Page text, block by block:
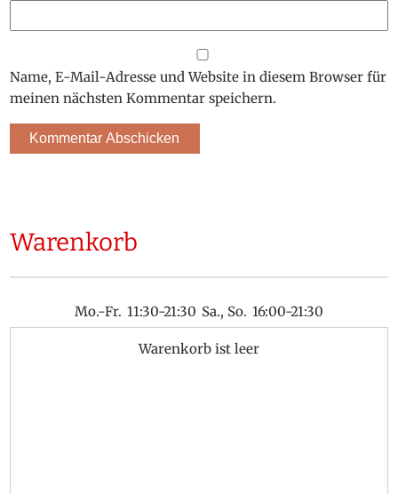
Name, E-Mail-Adresse und Website in diesem Browser für
meinen nächsten Kommentar speichern.
Warenkorb
Mo.-Fr. 11:30-21:30 Sa., So. 16:00-21:30
Warenkorb ist leer